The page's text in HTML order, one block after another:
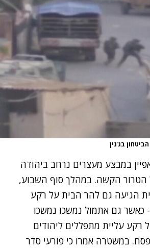
בג'נין
נסה שוב
במבצע מעצרים נרחב ביהודה
הטרור הקשה. במהלך סוף השבוע,
הגיעה גם להר הבית על רקע
כאשר גם אתמול נמשכו נמשכו
רקע עליית מתפללים ליהודים
במשטרה אמרו כי פורעי סדר